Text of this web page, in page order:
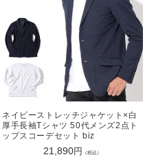
ネイビーストレッチジャケット×白
厚手長袖Tシャツ 50代メンズ2点ト
ップスコーデセット biz
通
21,890円 （税込）